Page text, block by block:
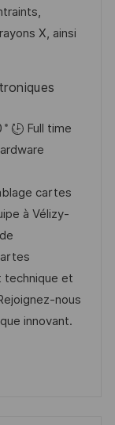
X, ainsi
Full time
cartes
à Vélizy-
technique et
nous
innovant.